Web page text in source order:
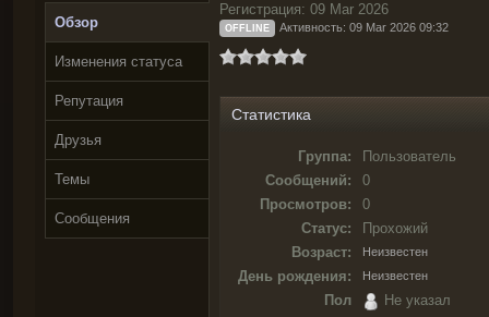
Обзор
Изменения статуса
Репутация
Друзья
Темы
Сообщения
Регистрация: 09 Mar 2026
OFFLINE Активность: 09 Mar 2026 09:32
Статистика
Группа:
Пользователь
Сообщений:
0
Просмотров:
0
Статус:
Прохожий
Возраст:
Неизвестен
День рождения: Неизвестен
Пол Не указал